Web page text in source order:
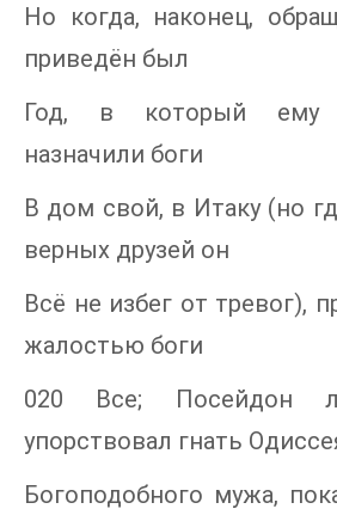
Но когда, наконец,
приведён был
Год, в который ему
назначили боги
В дом свой, в Итаку (но
верных друзей он
Всё не избег от тревог),
жалостью боги
020 Все; Посейдон
упорствовал гнать
Богоподобного мужа,